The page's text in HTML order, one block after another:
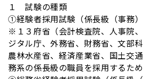
１ 試験の種類
①経験者採用試験（係長級（事務）
※１３府省（会計検査院、人事院
ジタル庁、外務省、財務省、文部
農林水産省、経済産業省、国土交
務系の係長級の職員を採用するた